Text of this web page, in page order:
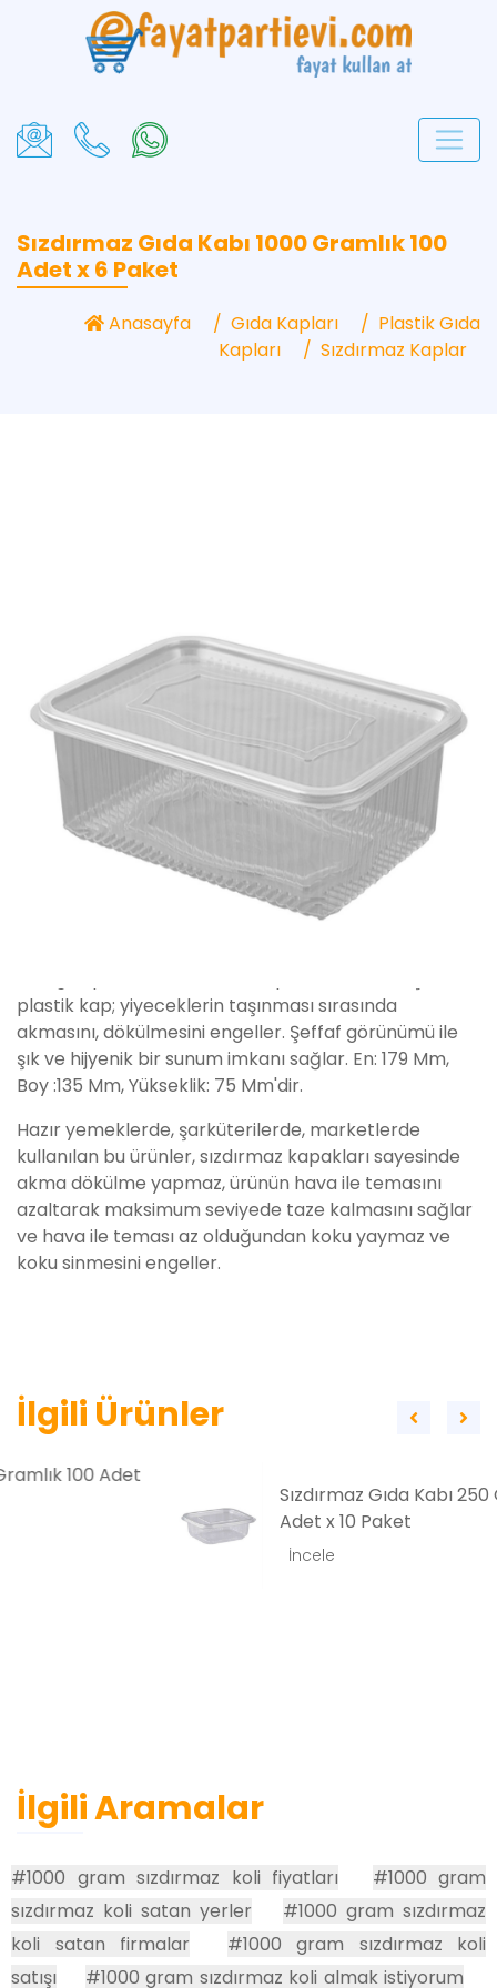
Sızdırmaz Gıda Kabı 1000 Gramlık 100
Adet x 6 Paket
Anasayfa Gıda Kapları
Plastik Gıda
Kapları
Sızdırmaz Kaplar
Bu Ürünü Paylaşın Teklif İsteyin
Stok Kodu
2700000002322
KOLİ
plastik kap; yiyeceklerin taşınması sırasında
akmasını, dökülmesini engeller. Şeffaf görünümü ile
şık ve hijyenik bir sunum imkanı sağlar. En: 179 Mm,
Boy :135 Mm, Yükseklik: 75 Mm'dir.
Hazır yemeklerde, şarküterilerde, marketlerde
kullanılan bu ürünler, sızdırmaz kapakları sayesinde
akma dökülme yapmaz, ürünün hava ile temasını
azaltarak maksimum seviyede taze kalmasını sağlar
ve hava ile teması az olduğundan koku yaymaz ve
koku sinmesini engeller.
İlgili Ürünler
Sızdırmaz Gıda Kabı 250 Gramlık 100
Adet x 10 Paket
İlgili Aramalar
#1000 gram sızdırmaz koli fiyatları
#1000 gram
sızdırmaz koli satan yerler
#1000 gram sızdırmaz
koli satan firmalar
#1000 gram sızdırmaz koli
satışı
#1000 gram sızdırmaz koli almak istiyorum